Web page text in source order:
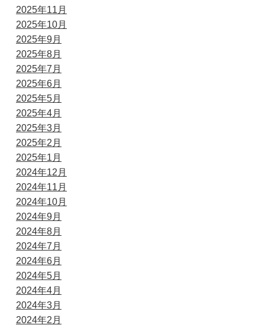
2025年11月
2025年10月
2025年9月
2025年8月
2025年7月
2025年6月
2025年5月
2025年4月
2025年3月
2025年2月
2025年1月
2024年12月
2024年11月
2024年10月
2024年9月
2024年8月
2024年7月
2024年6月
2024年5月
2024年4月
2024年3月
2024年2月